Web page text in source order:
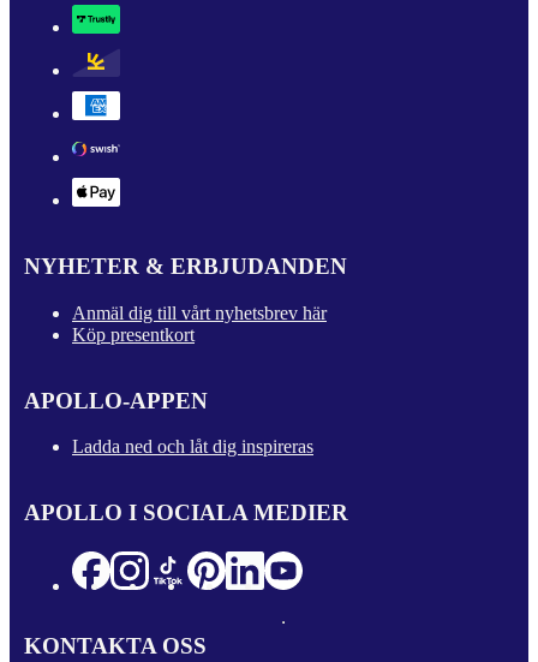
NYHETER & ERBJUDANDEN
Anmäl dig till vårt nyhetsbrev här
Köp presentkort
APOLLO-APPEN
Ladda ned och låt dig inspireras
APOLLO I SOCIALA MEDIER
KONTAKTA OSS